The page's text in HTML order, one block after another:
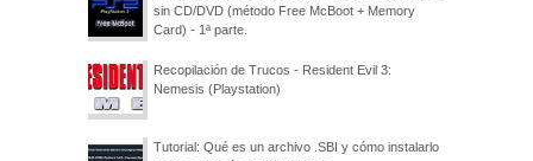
sin CD/DVD (método Free McBoot + Memory
Card) - 1ª parte.
Recopilación de Trucos - Resident Evil 3:
Nemesis (Playstation)
Tutorial: Qué es un archivo .SBI y cómo instalarlo